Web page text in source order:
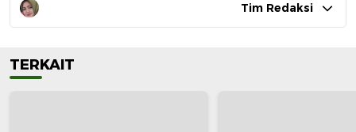
Tim Redaksi
TERKAIT